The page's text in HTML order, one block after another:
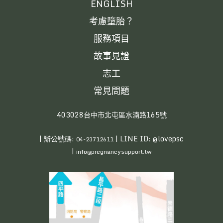
ENGLISH
考慮墮胎？
服務項目
故事見證
志工
常見問題
403028台中市北屯區水湳路165號
| 辦公號碼: 04-23712611 | LINE ID: @lovepsc
| info@pregnancysupport.tw